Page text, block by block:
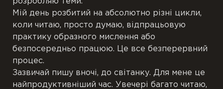
Мій день розбитий на абсолютно різні цикли,
коли читаю, просто думаю, відпрацьовую
практику образного мислення або
безпосередньо працюю. Це все безперервний
процес.
Зазвичай пишу вночі, до світанку. Для мене це
найпродуктивніший час. Увечері багато читаю,